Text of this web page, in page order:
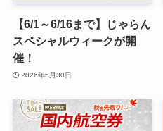
【6/1～6/16まで】じゃらん
スペシャルウィークが開
催！
2026年5月30日